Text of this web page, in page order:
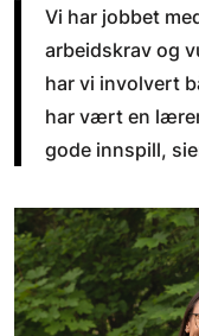
Vi har jobbet
arbeidskrav og
har vi involvert
har vært en
gode innspill,